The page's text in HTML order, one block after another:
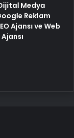
Medya
Reklam
Ajansı ve Web